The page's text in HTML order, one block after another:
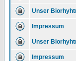
Unser
Impressum
Unser
Impressum